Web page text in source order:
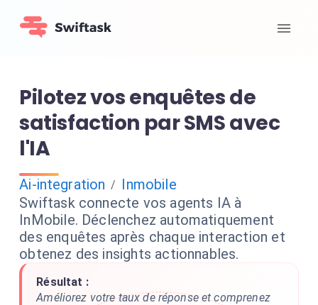
Pilotez vos enquêtes de
satisfaction par SMS avec
l'IA
Ai-integration / Inmobile
Swiftask connecte vos agents IA à
InMobile. Déclenchez automatiquement
des enquêtes après chaque interaction et
obtenez des insights actionnables.
Résultat :
Améliorez votre taux de réponse et comprenez